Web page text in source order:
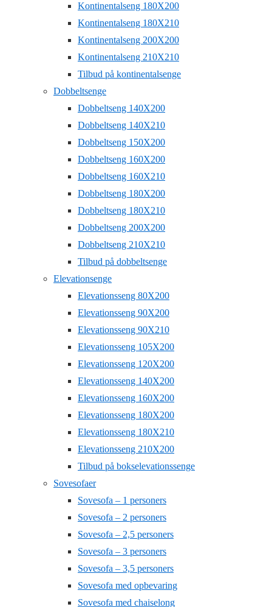
Kontinentalseng 180X200
Kontinentalseng 180X210
Kontinentalseng 200X200
Kontinentalseng 210X210
Tilbud på kontinentalsenge
Dobbeltsenge
Dobbeltseng 140X200
Dobbeltseng 140X210
Dobbeltseng 150X200
Dobbeltseng 160X200
Dobbeltseng 160X210
Dobbeltseng 180X200
Dobbeltseng 180X210
Dobbeltseng 200X200
Dobbeltseng 210X210
Tilbud på dobbeltsenge
Elevationsenge
Elevationsseng 80X200
Elevationsseng 90X200
Elevationsseng 90X210
Elevationsseng 105X200
Elevationsseng 120X200
Elevationsseng 140X200
Elevationsseng 160X200
Elevationsseng 180X200
Elevationsseng 180X210
Elevationsseng 210X200
Tilbud på bokselevationssenge
Sovesofaer
Sovesofa – 1 personers
Sovesofa – 2 personers
Sovesofa – 2,5 personers
Sovesofa – 3 personers
Sovesofa – 3,5 personers
Sovesofa med opbevaring
Sovesofa med chaiselong